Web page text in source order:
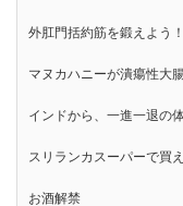
外肛門括約筋を鍛えよう
マヌカハニーが潰瘍性大
インドから、一進一退の
スリランカスーパーで買
お酒解禁